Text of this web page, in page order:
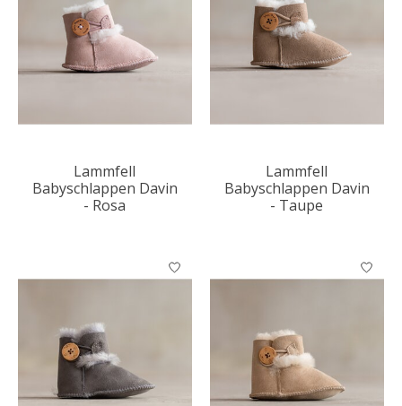
Lammfell
Babyschlappen Davin
- Rosa
Lammfell
Babyschlappen Davin
- Taupe